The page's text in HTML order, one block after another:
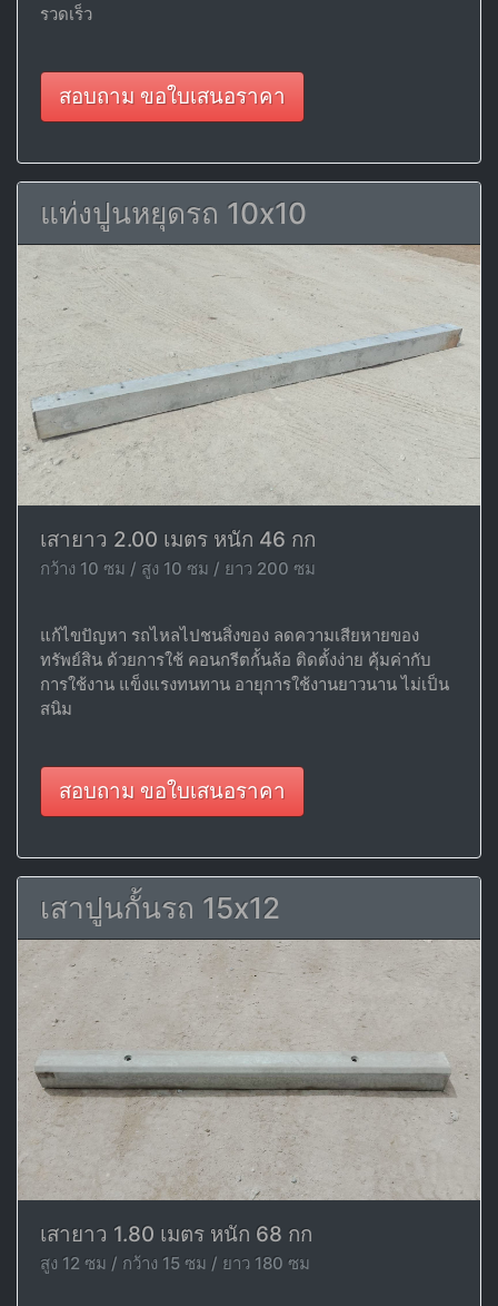
รวดเร็ว
สอบถาม ขอใบเสนอราคา
แท่งปูนหยุดรถ 10x10
เสายาว 2.00 เมตร หนัก 46 กก
กว้าง 10 ซม / สูง 10 ซม / ยาว 200 ซม
แก้ไขปัญหา รถไหลไปชนสิ่งของ ลดความเสียหายของ
ทรัพย์สิน ด้วยการใช้ คอนกรีตกั้นล้อ ติดตั้งง่าย คุ้มค่ากับ
การใช้งาน แข็งแรงทนทาน อายุการใช้งานยาวนาน ไม่เป็น
สนิม
สอบถาม ขอใบเสนอราคา
เสาปูนกั้นรถ 15x12
เสายาว 1.80 เมตร หนัก 68 กก
สูง 12 ซม / กว้าง 15 ซม / ยาว 180 ซม